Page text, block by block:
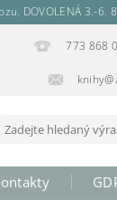
DOVOLENÁ
773 868